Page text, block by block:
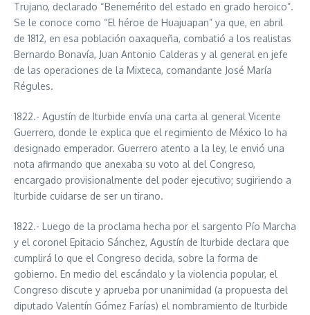
Trujano, declarado “Benemérito del estado en grado heroico”.
Se le conoce como “El héroe de Huajuapan” ya que, en abril
de 1812, en esa población oaxaqueña, combatió a los realistas
Bernardo Bonavía, Juan Antonio Calderas y al general en jefe
de las operaciones de la Mixteca, comandante José María
Régules.
1822.- Agustín de Iturbide envía una carta al general Vicente
Guerrero, donde le explica que el regimiento de México lo ha
designado emperador. Guerrero atento a la ley, le envió una
nota afirmando que anexaba su voto al del Congreso,
encargado provisionalmente del poder ejecutivo; sugiriendo a
Iturbide cuidarse de ser un tirano.
1822.- Luego de la proclama hecha por el sargento Pío Marcha
y el coronel Epitacio Sánchez, Agustín de Iturbide declara que
cumplirá lo que el Congreso decida, sobre la forma de
gobierno. En medio del escándalo y la violencia popular, el
Congreso discute y aprueba por unanimidad (a propuesta del
diputado Valentín Gómez Farías) el nombramiento de Iturbide